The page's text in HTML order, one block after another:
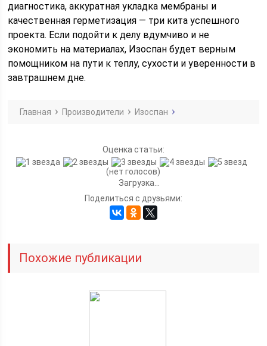
диагностика, аккуратная укладка мембраны и
качественная герметизация — три кита успешного
проекта. Если подойти к делу вдумчиво и не
экономить на материалах, Изоспан будет верным
помощником на пути к теплу, сухости и уверенности в
завтрашнем дне.
Главная Производители Изоспан
Оценка статьи:
(нет голосов)
Загрузка...
Поделиться с друзьями:
Похожие публикации